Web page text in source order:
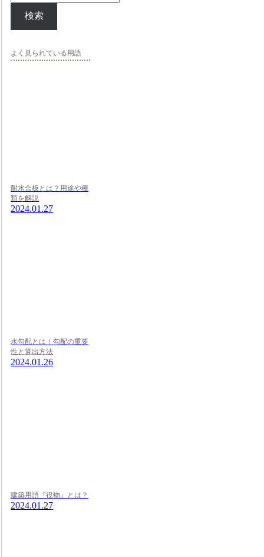
検索
よく見られている用語
耐水合板とは？用途や種
類を解説
2024.01.27
水勾配とは｜勾配の重要
性と算出方法
2024.01.26
建築用語『役物』とは？
2024.01.27